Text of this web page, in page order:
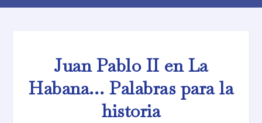
Juan Pablo II en La
Habana… Palabras para la
historia